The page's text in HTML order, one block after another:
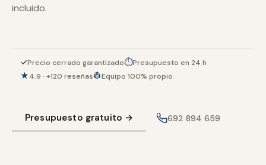
incluido.
✓Precio cerrado garantizado⏱Presupuesto en 24 h
★4.9 · +120 reseñas👷Equipo 100% propio
Presupuesto gratuito → 692 894 659